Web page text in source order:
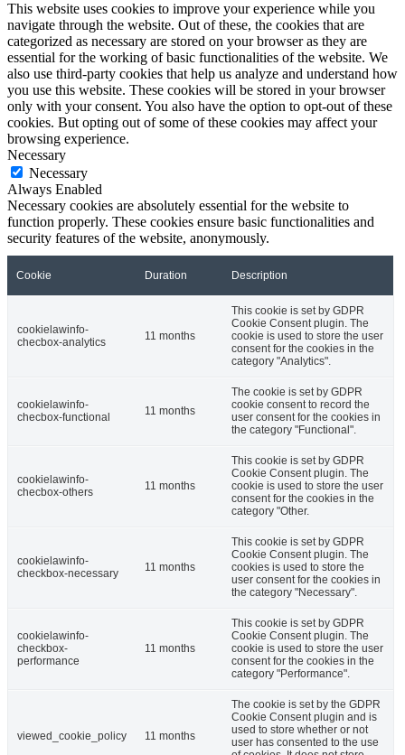
This website uses cookies to improve your experience while you
navigate through the website. Out of these, the cookies that are
categorized as necessary are stored on your browser as they are
essential for the working of basic functionalities of the website. We
also use third-party cookies that help us analyze and understand how
you use this website. These cookies will be stored in your browser
only with your consent. You also have the option to opt-out of these
cookies. But opting out of some of these cookies may affect your
browsing experience.
Necessary
Necessary
Always Enabled
Necessary cookies are absolutely essential for the website to
function properly. These cookies ensure basic functionalities and
security features of the website, anonymously.
Cookie Duration Description
cookielawinfo-
checbox-analytics
11 months
This cookie is set by GDPR
Cookie Consent plugin. The
cookie is used to store the user
consent for the cookies in the
category "Analytics".
cookielawinfo-
checbox-functional
11 months
The cookie is set by GDPR
cookie consent to record the
user consent for the cookies in
the category "Functional".
cookielawinfo-
checbox-others
11 months
This cookie is set by GDPR
Cookie Consent plugin. The
cookie is used to store the user
consent for the cookies in the
category "Other.
cookielawinfo-
checkbox-necessary
11 months
This cookie is set by GDPR
Cookie Consent plugin. The
cookies is used to store the
user consent for the cookies in
the category "Necessary".
cookielawinfo-
checkbox-
performance
11 months
This cookie is set by GDPR
Cookie Consent plugin. The
cookie is used to store the user
consent for the cookies in the
category "Performance".
viewed_cookie_policy 11 months
The cookie is set by the GDPR
Cookie Consent plugin and is
used to store whether or not
user has consented to the use